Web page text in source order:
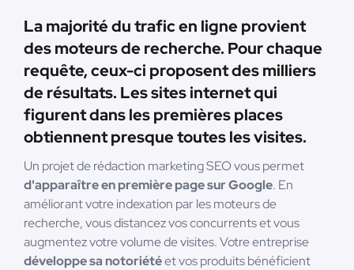
La majorité du trafic en ligne provient
des moteurs de recherche. Pour chaque
requête, ceux-ci proposent des milliers
de résultats. Les sites internet qui
figurent dans les premières places
obtiennent presque toutes les visites.
Un projet de rédaction marketing SEO vous permet
d'apparaître en première page sur Google. En
améliorant votre indexation par les moteurs de
recherche, vous distancez vos concurrents et vous
augmentez votre volume de visites. Votre entreprise
développe sa notoriétéet vos produits bénéficient